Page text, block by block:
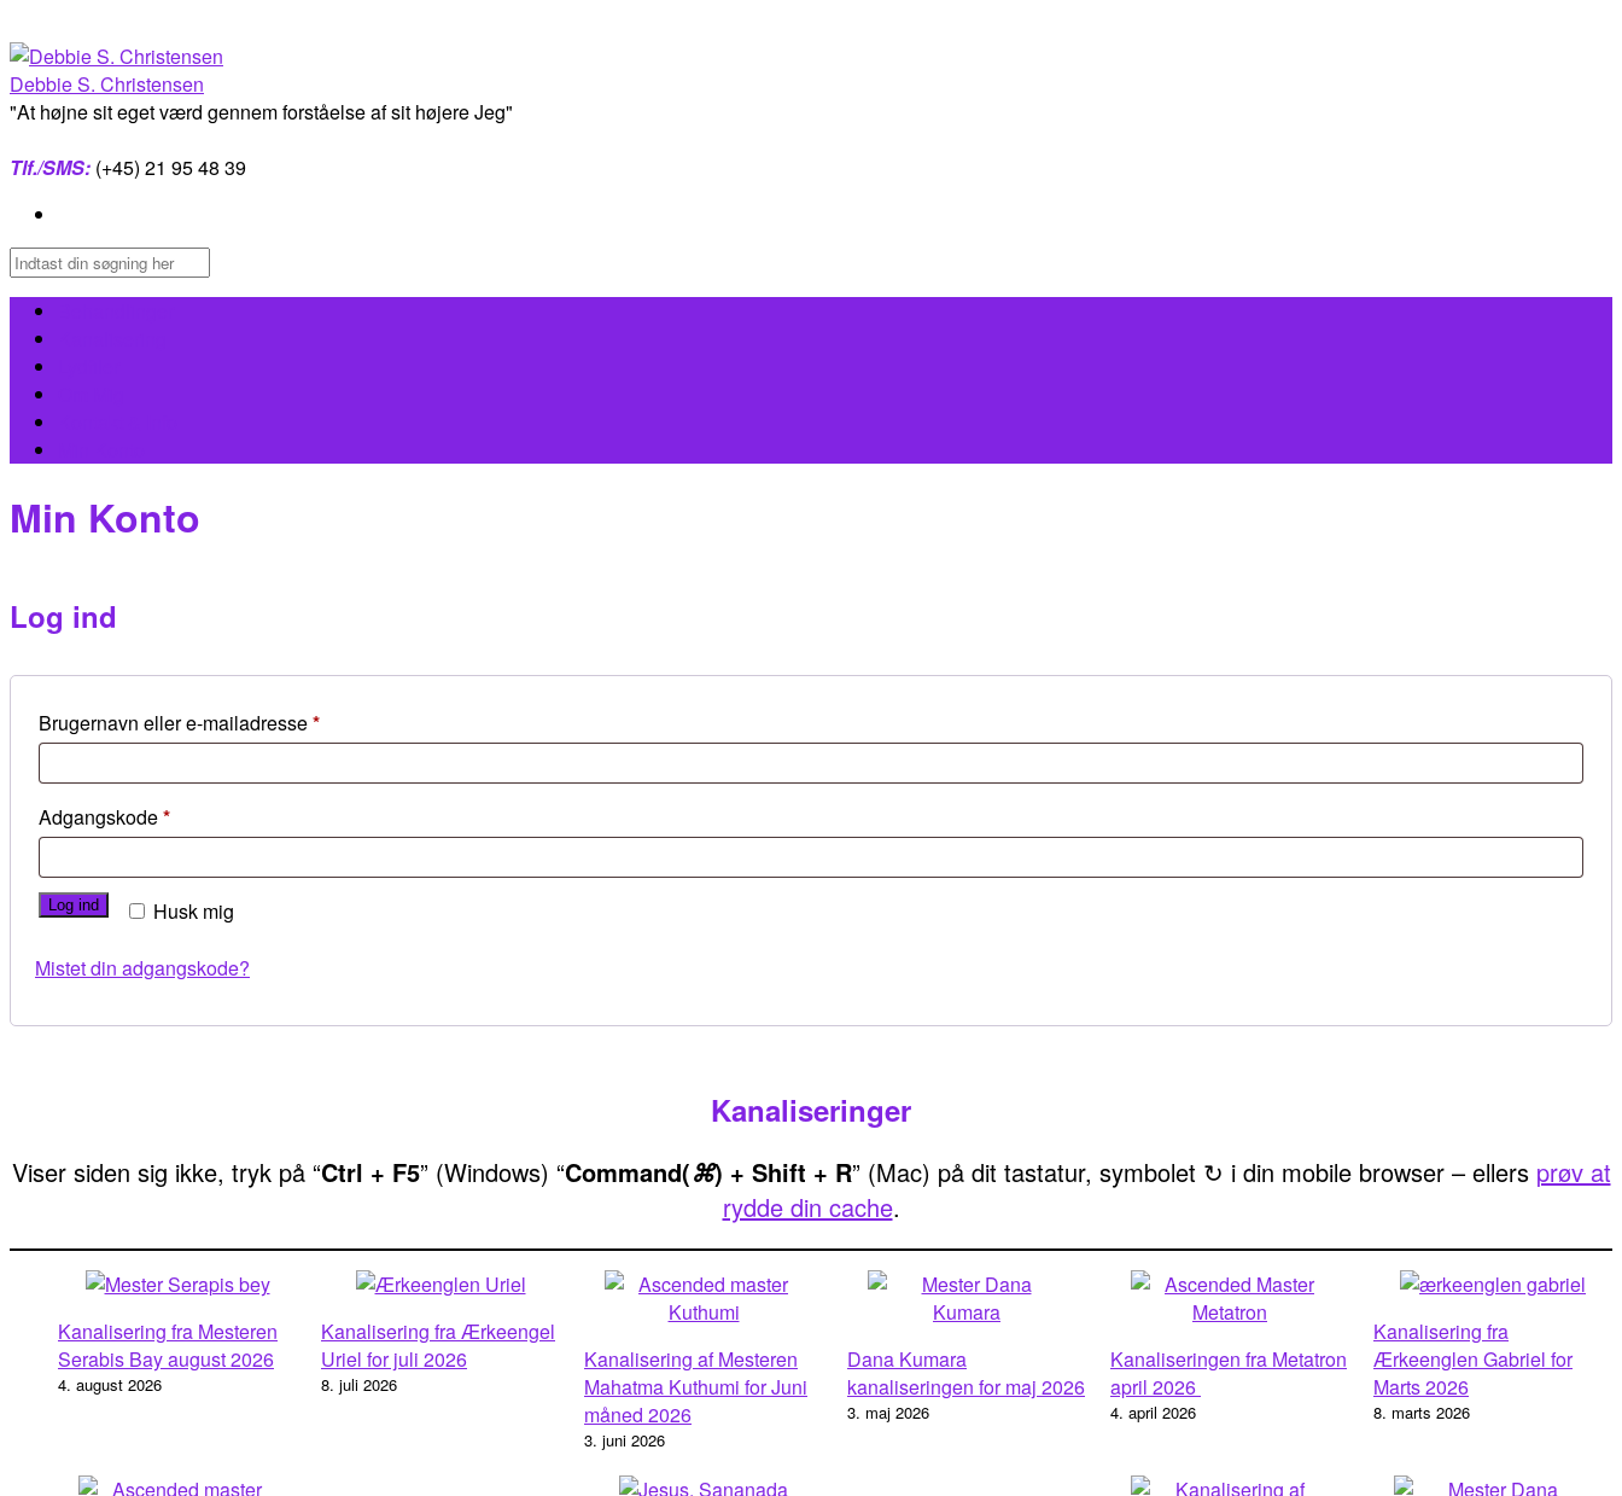
to
content
Debbie S. Christensen
"At højne sit eget værd gennem forståelse af sit højere Jeg"
Tlf./SMS: (+45) 21 95 48 39
Min Konto
Log ind
Brugernavn eller e-mailadresse*Påkrævet
Adgangskode*Påkrævet
Husk mig
Log ind
Mistet din adgangskode?
Kanaliseringer
Viser siden sig ikke, tryk på “Ctrl + F5” (Windows) “Command(⌘) + Shift + R” (Mac) på dit tastatur, symbolet ↻ i din mobile browser – ellers prøv at
rydde din cache.
Kanalisering fra Mesteren
Serabis Bay august 2026
4. august 2026
Kanalisering fra Ærkeengel
Uriel for juli 2026
8. juli 2026
Kanalisering af Mesteren
Mahatma Kuthumi for Juni
måned 2026
3. juni 2026
Dana Kumara
kanaliseringen for maj 2026
3. maj 2026
Kanaliseringen fra Metatron
april 2026
4. april 2026
Kanalisering fra
Ærkeenglen Gabriel for
Marts 2026
8. marts 2026